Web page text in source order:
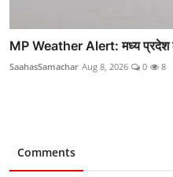
MP Weather Alert: मध्य प्रदेश
SaahasSamachar Aug 8, 2026 0 8
Comments